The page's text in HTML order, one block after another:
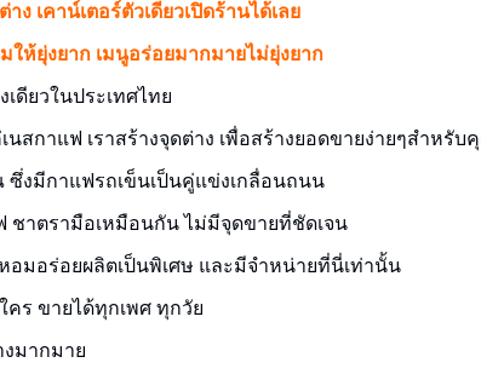
เคาน์เตอร์ตัวเดียวเปิดร้านได้เลย
ให้ยุ่งยาก เมนูอร่อยมากมายไม่ยุ่งยาก
ดียวในประเทศไทย
สกาแฟ เราสร้างจุดต่าง เพื่อสร้างยอดขายง่ายๆสำหรับ
งมีกาแฟรถเข็นเป็นคู่แข่งเกลื่อนถนน
ชาตรามือเหมือนกัน ไม่มีจุดขายที่ชัดเจน
อมอร่อยผลิตเป็นพิเศษ และมีจำหน่ายที่นี่เท่านั้น
ร ขายได้ทุกเพศ ทุกวัย
งมากมาย